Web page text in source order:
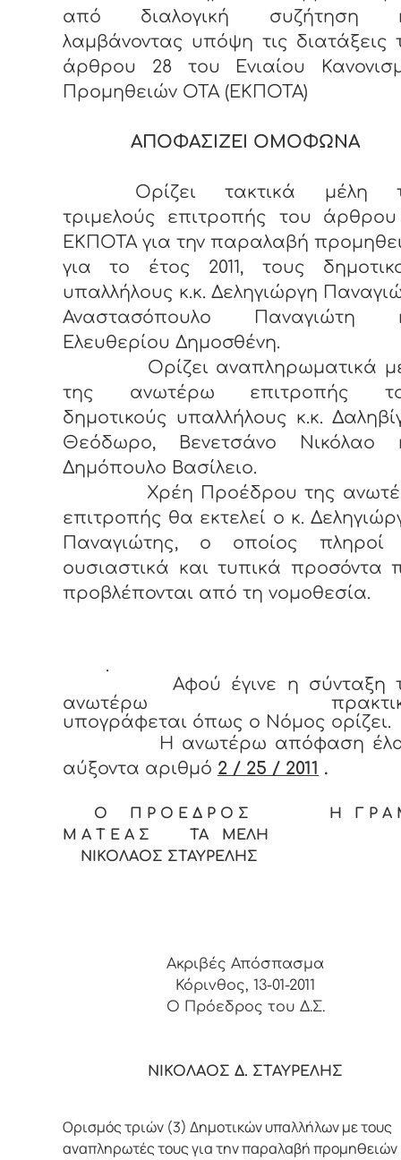
από διαλογική συζήτηση
λαμβάνοντας υπόψη τις διατάξεις
άρθρου 28 του Ενιαίου
Προμηθειών ΟΤΑ (ΕΚΠΟΤΑ)
ΑΠΟΦΑΣΙΖΕΙ ΟΜΟΦΩΝΑ
Ορίζει τακτικά μέλη
τριμελούς επιτροπής του
ΕΚΠΟΤΑ για την παραλαβή
για το έτος 2011, τους
υπαλλήλους κ.κ. Δεληγιώργη
Αναστασόπουλο Παναγιώτη
Ελευθερίου Δημοσθένη.
Ορίζει αναπληρωματικά
της ανωτέρω επιτροπής
δημοτικούς υπαλλήλους κ.κ.
Θεόδωρο, Βενετσάνο Νικόλαο
Δημόπουλο Βασίλειο.
Χρέη Προέδρου της
επιτροπής θα εκτελεί ο κ.
Παναγιώτης, ο οποίος πληροί
ουσιαστικά και τυπικά προσόντα
προβλέπονται από τη νομοθεσία.
.
Αφού έγινε η σύνταξη
ανωτέρω
υπογράφεται όπως ο Νόμος ορίζει.
Η ανωτέρω απόφαση
αύξοντα αριθμό 2 / 25 / 2011 .
Ο Π Ρ Ο Ε Δ Ρ Ο Σ Η Γ Ρ Α
Μ Α Τ Ε Α Σ ΤΑ ΜΕΛΗ
ΝΙΚΟΛΑΟΣ ΣΤΑΥΡΕΛΗΣ
Ακριβές Απόσπασμα
Κόρινθος, 13-01-2011
Ο Πρόεδρος του Δ.Σ.
ΝΙΚΟΛΑΟΣ Δ. ΣΤΑΥΡΕΛΗΣ
Ορισμός τριών (3) Δημοτικών υπαλλήλων με τους
αναπληρωτές τους για την παραλαβή προμηθειών